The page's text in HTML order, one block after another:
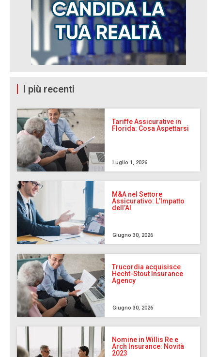
I più recenti
Tariffe Assicurative in
Florida: Cosa Aspettarsi
Luglio 1, 2026
M&A nel Settore
Assicurativo: L’Impatto
dell’AI
Giugno 30, 2026
Trucordia acquisisce
Hecht-Stout Insurance
Agency
Giugno 30, 2026
Nomine in Willis Re e
Arch Insurance: Novità
2023